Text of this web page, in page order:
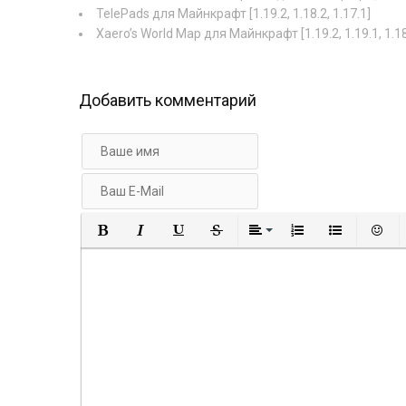
TelePads для Майнкрафт [1.19.2, 1.18.2, 1.17.1]
Xaero’s World Map для Майнкрафт [1.19.2, 1.19.1,
Добавить комментарий
Полужирный
КурсивПодчеркнутый
ЗачеркнутыйВыравнивание